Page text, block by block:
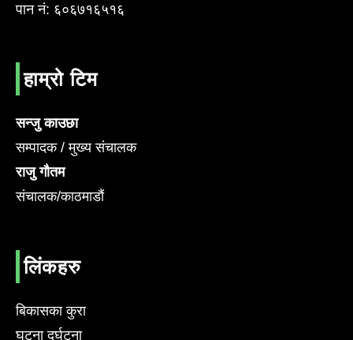
पान नं: ६०६७१६५१६
हाम्रो टिम
सन्जु काउछा
सम्पादक / मुख्य संचालक
राजु गौतम
संचालक/काठमाडौं
लिंकहरु
बिकासका कुरा
घटना दुर्घटना